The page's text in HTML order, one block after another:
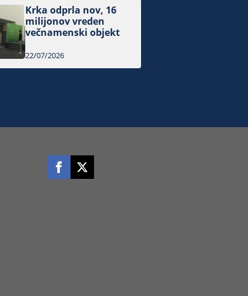
Krka odprla nov, 16
milijonov vreden
večnamenski objekt
22/07/2026